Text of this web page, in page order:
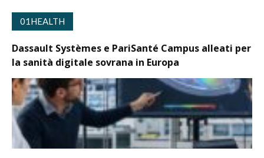
01HEALTH
Dassault Systèmes e PariSanté Campus alleati per
la sanità digitale sovrana in Europa